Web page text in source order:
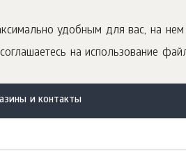
удобным для вас, на
на использование
и контакты